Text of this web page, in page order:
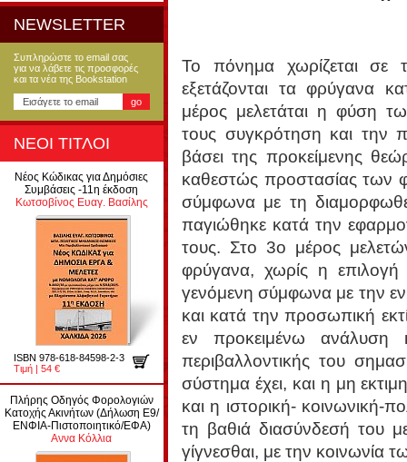
NEWSLETTER
Συπληρώστε το email σας
για να λάβετε τις προσφορές
και τα νέα της Bookstation
ΝΕΟΙ ΤΙΤΛΟΙ
Νέος Κώδικας για Δημόσιες
Συμβάσεις -11η έκδοση
Κωτσοβίνος Ευαγ. Βασίλης
ISBN 978-618-84598-2-3
Τιμή | 54 €
Πλήρης Οδηγός Φορολογιών
Κατοχής Ακινήτων (Δήλωση Ε9/
ΕΝΦΙΑ-Πιστοποιητικό/ΕΦΑ)
Αννα Κόλλια
Το πόνημα χωρίζεται
εξετάζονται τα φρύγανα
μέρος μελετάται η φύση
τους συγκρότηση και
βάσει της προκείμενης
καθεστώς προστασίας των
σύμφωνα με τη
παγιώθηκε κατά την
τους. Στο 3ο μέρος
φρύγανα, χωρίς η επιλογή
γενόμενη σύμφωνα με την
και κατά την προσωπική
εν προκειμένω ανάλυση
περιβαλλοντικής του
σύστημα έχει, και η μη
και η ιστορική- κοινωνική-
τη βαθιά διασύνδεσή του
γίγνεσθαι, με την κοινωνία